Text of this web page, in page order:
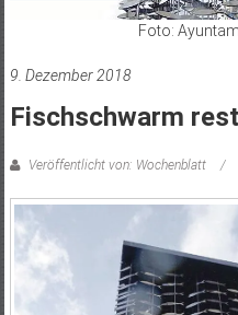
Foto:
9. Dezember 2018
Fischschwarm
Veröffentlicht von: Wochenblatt